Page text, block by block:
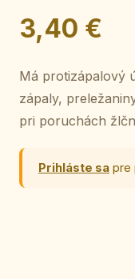
3,40 €
Má protizápalový
zápaly,
pri poruchách
Prihláste sa pre